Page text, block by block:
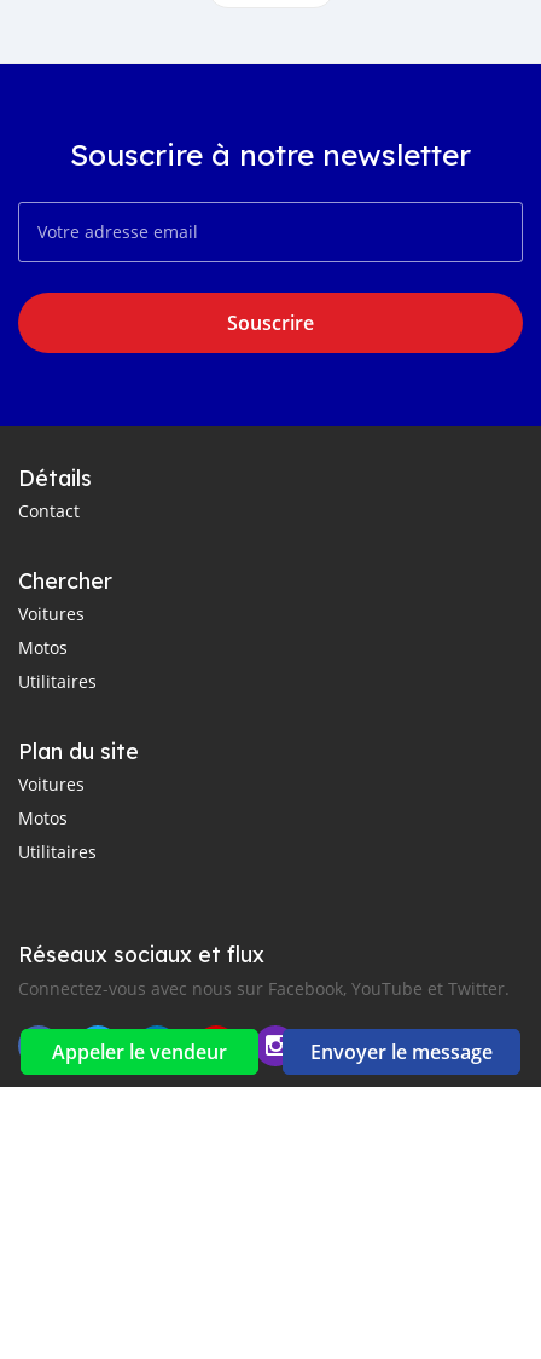
Appeler le vendeur Envoyer le message
Souscrire à notre newsletter
Souscrire
Détails
Contact
Chercher
Voitures
Motos
Utilitaires
Plan du site
Voitures
Motos
Utilitaires
Réseaux sociaux et flux
Connectez-vous avec nous sur Facebook, YouTube et Twitter.